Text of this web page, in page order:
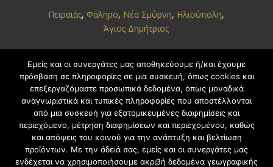
Πειραιάς, Φάληρο, Νέα Σμύρνη, Ηλιούπολη,
Άγιος Δημήτριος
ΥΠΗΡΕΣΙΕΣ
ΗΛΕΚΤΡΟΛΟΓΙΚΕΣ ΒΛΑΒΕΣ ΠΕΙΡΑΙΑΣ
ΕΠΑΓΓΕΛΜΑΤΙΚΕΣ ΕΓΚΑΤΑΣΤΑΣΕΙΣ ΠΕΙΡΑΙΑΣ
ΟΙΚΙΑΚΕΣ ΕΓΚΑΤΑΣΤΑΣΕΙΣ ΠΕΙΡΑΙΑΣ
ΑΝΤΙΚΑΤΑΣΤΑΣΗ ΤΟΥ ΡΕΛΕ ΑΣΦΑΛΕΙΑΣ ΠΕΙΡΑΙΑΣ
ΔΟΜΗΜΕΝΗ ΚΑΛΩΔΙΑΣΗ ΠΕΙΡΑΙΑΣ
Το κανάλι μας στο youtube
Εμείς και οι συνεργάτες μας αποθηκεύουμε ή/και έχουμε
πρόσβαση σε πληροφορίες σε μια συσκευή, όπως cookies και
επεξεργαζόμαστε προσωπικά δεδομένα, όπως μοναδικά
αναγνωριστικά και τυπικές πληροφορίες που αποστέλλονται
από μια συσκευή για εξατομικευμένες διαφημίσεις και
περιεχόμενο, μέτρηση διαφημίσεων και περιεχομένου, καθώς
και απόψεις του κοινού για την ανάπτυξη και βελτίωση
προϊόντων. Με την άδειά σας, εμείς και οι συνεργάτες μας
ενδέχεται να χρησιμοποιήσουμε ακριβή δεδομένα γεωγραφικής